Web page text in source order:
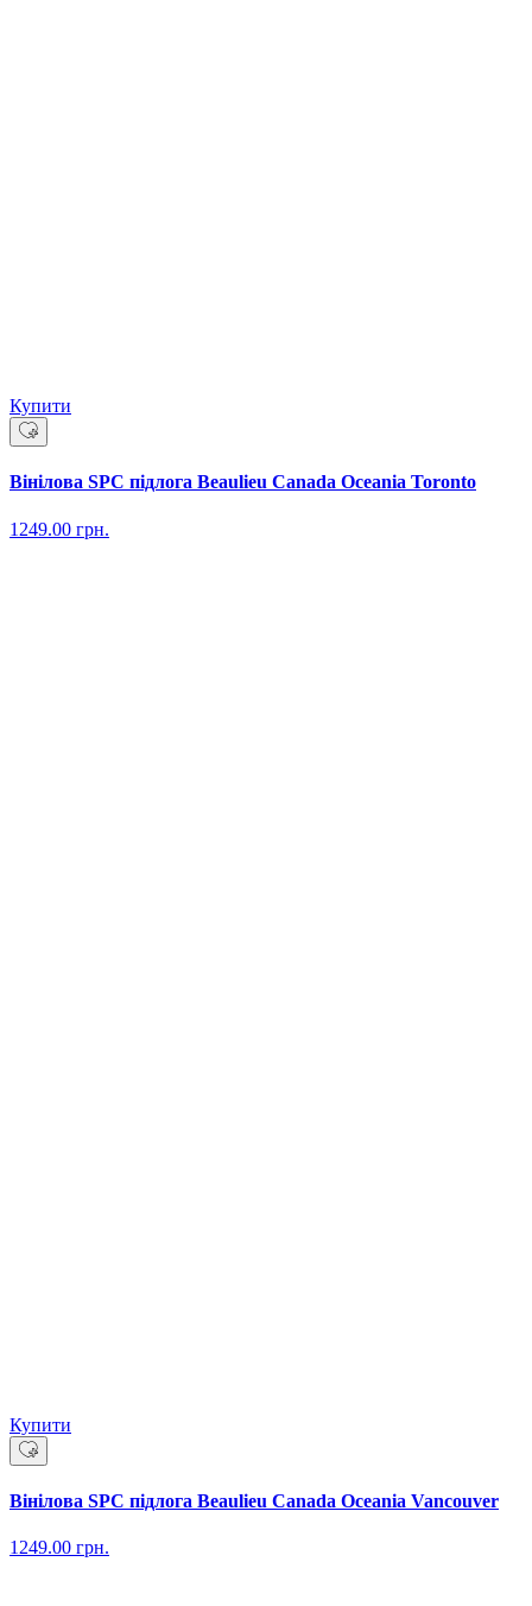
Купити
Вінілова SPC підлога Beaulieu Canada Oceania Toronto
1249.00 грн.
Купити
Вінілова SPC підлога Beaulieu Canada Oceania Vancouver
1249.00 грн.